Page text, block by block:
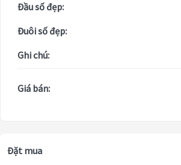
Đầu số đẹp:
Đuôi số đẹp:
Ghi chú:
Giá bán:
Đặt mua